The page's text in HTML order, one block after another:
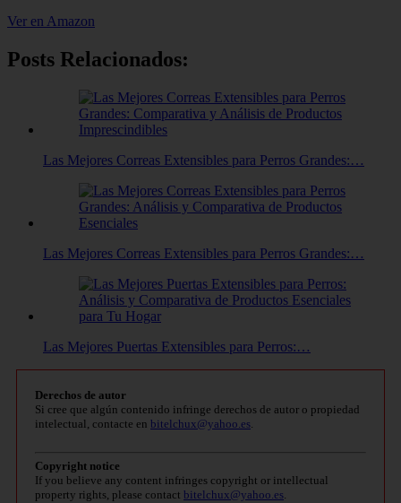
Ver en Amazon
Posts Relacionados:
Las Mejores Correas Extensibles para Perros Grandes:…
Las Mejores Correas Extensibles para Perros Grandes:…
Las Mejores Puertas Extensibles para Perros:…
Derechos de autor
Si cree que algún contenido infringe derechos de autor o propiedad
intelectual, contacte en bitelchux@yahoo.es.
Copyright notice
If you believe any content infringes copyright or intellectual
property rights, please contact bitelchux@yahoo.es.